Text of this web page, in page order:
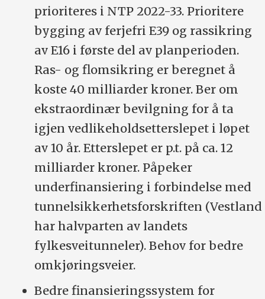
prioriteres i NTP 2022-33. Prioritere
bygging av ferjefri E39 og rassikring
av E16 i første del av planperioden.
Ras- og flomsikring er beregnet å
koste 40 milliarder kroner. Ber om
ekstraordinær bevilgning for å ta
igjen vedlikeholdsetterslepet i løpet
av 10 år. Etterslepet er p.t. på ca. 12
milliarder kroner. Påpeker
underfinansiering i forbindelse med
tunnelsikkerhetsforskriften (Vestland
har halvparten av landets
fylkesveitunneler). Behov for bedre
omkjøringsveier.
Bedre finansieringssystem for